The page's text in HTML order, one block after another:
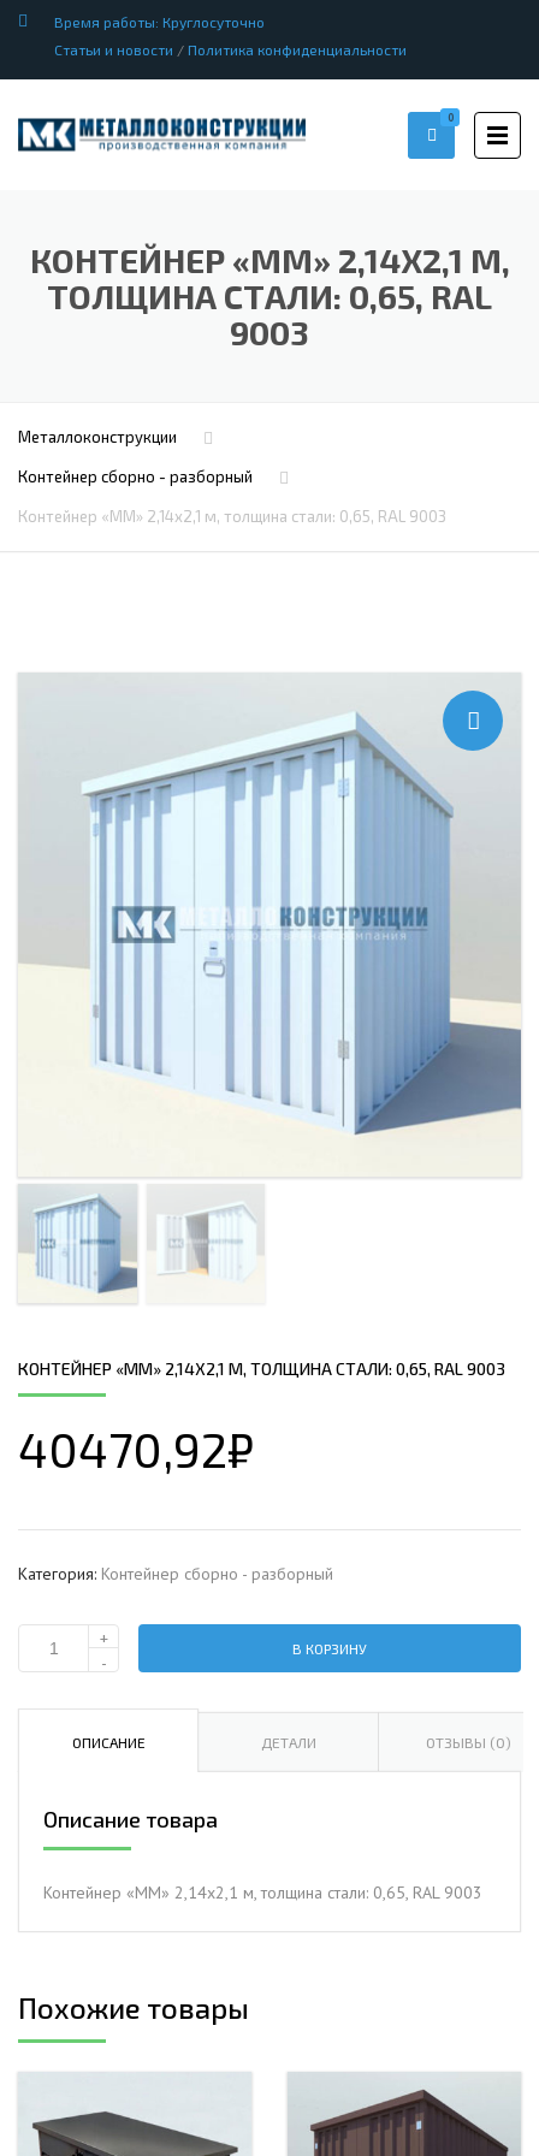
Время работы: Круглосуточно
Статьи и новости / Политика конфиденциальности
0
КОНТЕЙНЕР «ММ» 2,14Х2,1 М,
ТОЛЩИНА СТАЛИ: 0,65, RAL
9003
Металлоконструкции
Контейнер сборно - разборный
Контейнер «ММ» 2,14х2,1 м, толщина стали: 0,65, RAL 9003
КОНТЕЙНЕР «ММ» 2,14Х2,1 М, ТОЛЩИНА СТАЛИ: 0,65, RAL 9003
40470,92₽
Категория: Контейнер сборно - разборный
Количество
«ММ»
2,14х2,1
стали:
0,65,
9003
+
-
В КОРЗИНУ
ОПИСАНИЕ ДЕТАЛИ ОТЗЫВЫ (0)
Описание товара
Контейнер «ММ» 2,14х2,1 м, толщина стали: 0,65, RAL 9003
Похожие товары